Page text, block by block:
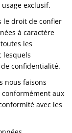
exclusif.
le droit de confier
à caractère
les
lesquels
confidentialité.
nous faisons
aux
avec les